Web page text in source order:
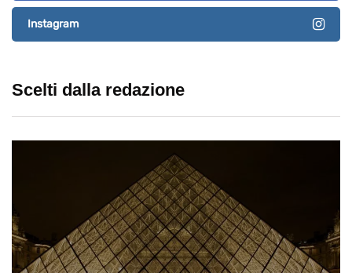
Instagram
Scelti dalla redazione